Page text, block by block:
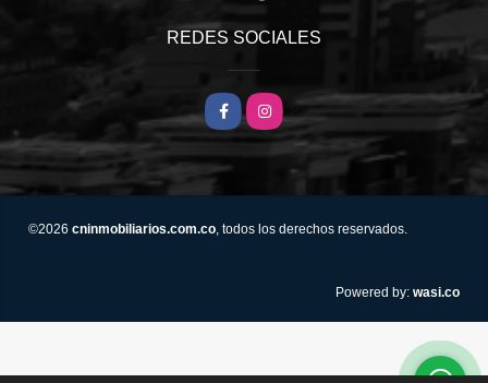
REDES SOCIALES
FacebookInstagram
©2026 cninmobiliarios.com.co, todos los derechos reservados.
Powered by: wasi.co